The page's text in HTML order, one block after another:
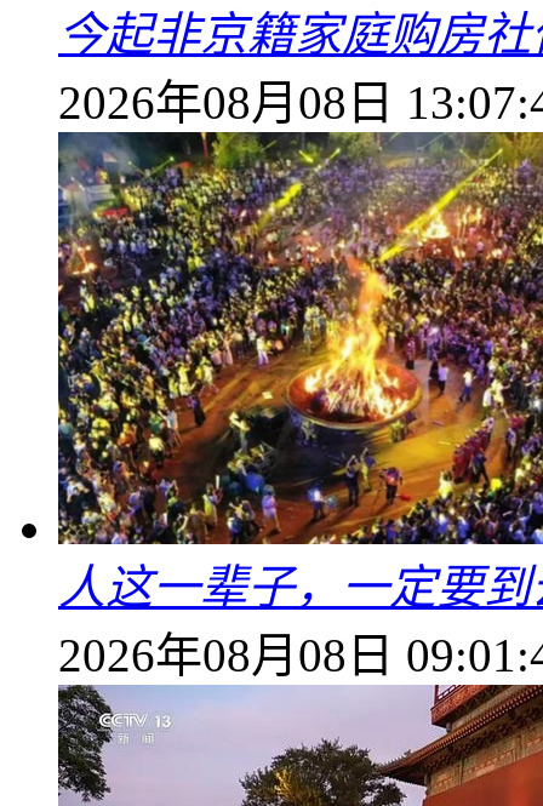
今起非京籍家庭购房
2026年08月08日
人这一辈子，一定要
2026年08月08日